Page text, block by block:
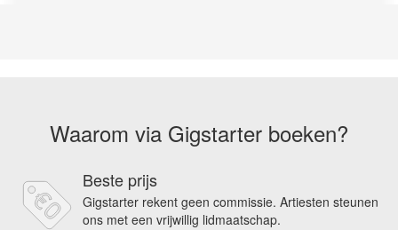
Waarom via Gigstarter boeken?
Beste prijs
Gigstarter rekent geen commissie. Artiesten steunen
ons met een vrijwillig lidmaatschap.